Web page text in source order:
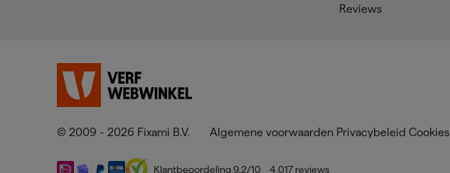
Reviews
© 2009 - 2026 Fixami B.V. Algemene voorwaarden Privacybeleid Cookies
Klantbeoordeling9,2/10 4.017 reviews